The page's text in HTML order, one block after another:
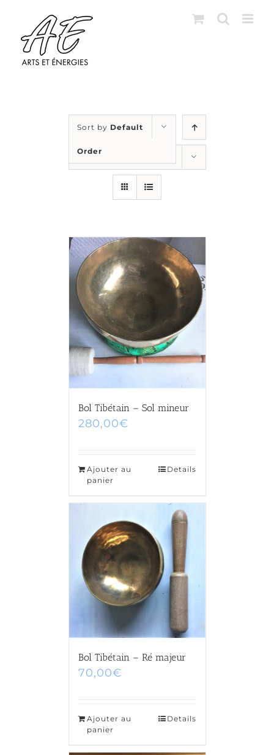
content
Sort by Default
Order
Bol Tibétain – Sol mineur
280,00€
Ajouter au
panier
Details
Bol Tibétain – Ré majeur
70,00€
Ajouter au
panier
Details